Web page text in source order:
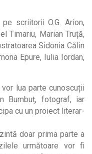
scriitorii O.G. Arion,
Timariu, Marian Truță,
Sidonia Călin
Epure, Iulia Iordan,
lua parte cunoscuții
Bumbuț, fotograf, iar
cu un proiect literar-
doar prima parte a
următoare vor fi